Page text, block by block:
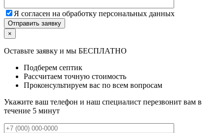
Я согласен на обработку персональных данных
×
Оставьте заявку и мы БЕСПЛАТНО
Подберем септик
Рассчитаем точную стоимость
Проконсультируем вас по всем вопросам
Укажите ваш телефон и наш специалист перезвонит вам в
течение 5 минут